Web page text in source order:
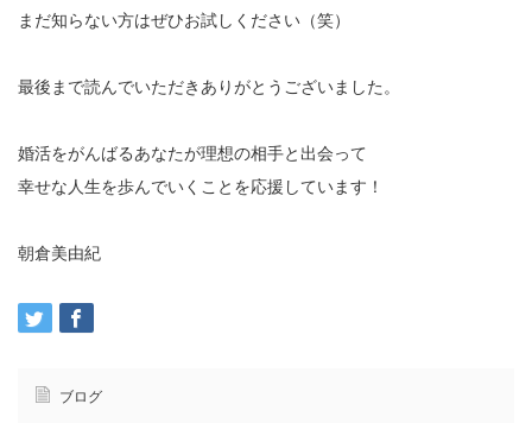
まだ知らない方はぜひお試しください（笑）
最後まで読んでいただきありがとうございました。
婚活をがんばるあなたが理想の相手と出会って
幸せな人生を歩んでいくことを応援しています！
朝倉美由紀
ブログ